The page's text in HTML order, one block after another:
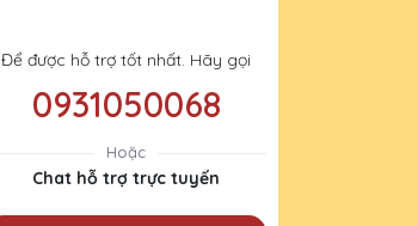
Để được hỗ trợ tốt nhất. Hãy gọi
0931050068
Hoặc
Chat hỗ trợ trực tuyến